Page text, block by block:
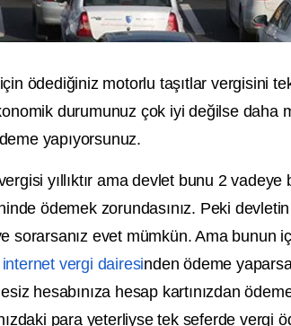
için ödediğiniz motorlu taşıtlar vergisini
durumunuz çok iyi değilse daha
yapıyorsunuz.
yıllıktır ama devlet bunu 2
ödemek zorundasınız. Peki
sorarsanız evet mümkün. Ama bunun
internet vergi dairesinden ödeme
hesabınıza hesap kartınızdan
para yeterliyse tek seferde vergi